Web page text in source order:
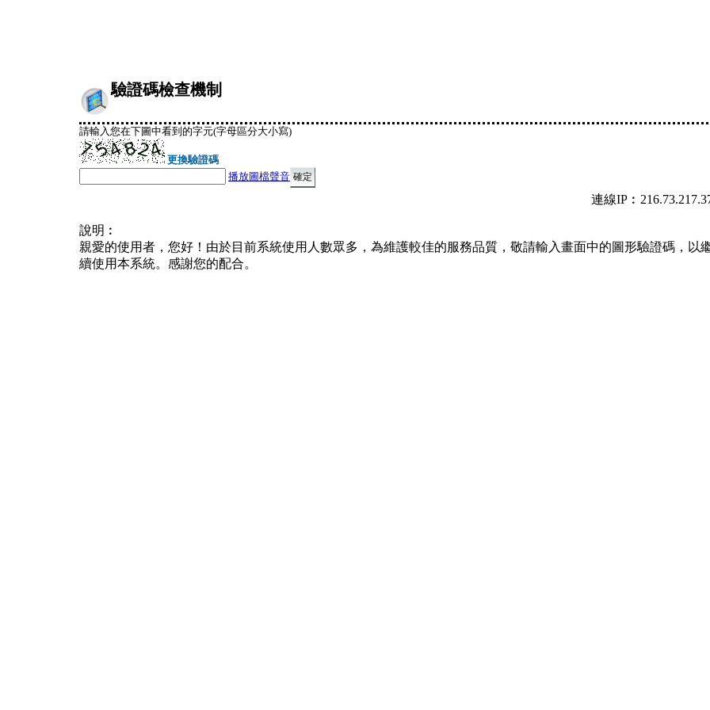
驗證碼檢查機制
請輸入您在下圖中看到的字元(字母區分大小寫)
更換驗證碼
播放圖檔聲音
連線
說明︰
親愛的使用者，您好！由於目前系統使用人數眾多，為維護較佳的服務品質，敬請輸入畫面中的圖形驗證碼，以
續使用本系統。感謝您的配合。